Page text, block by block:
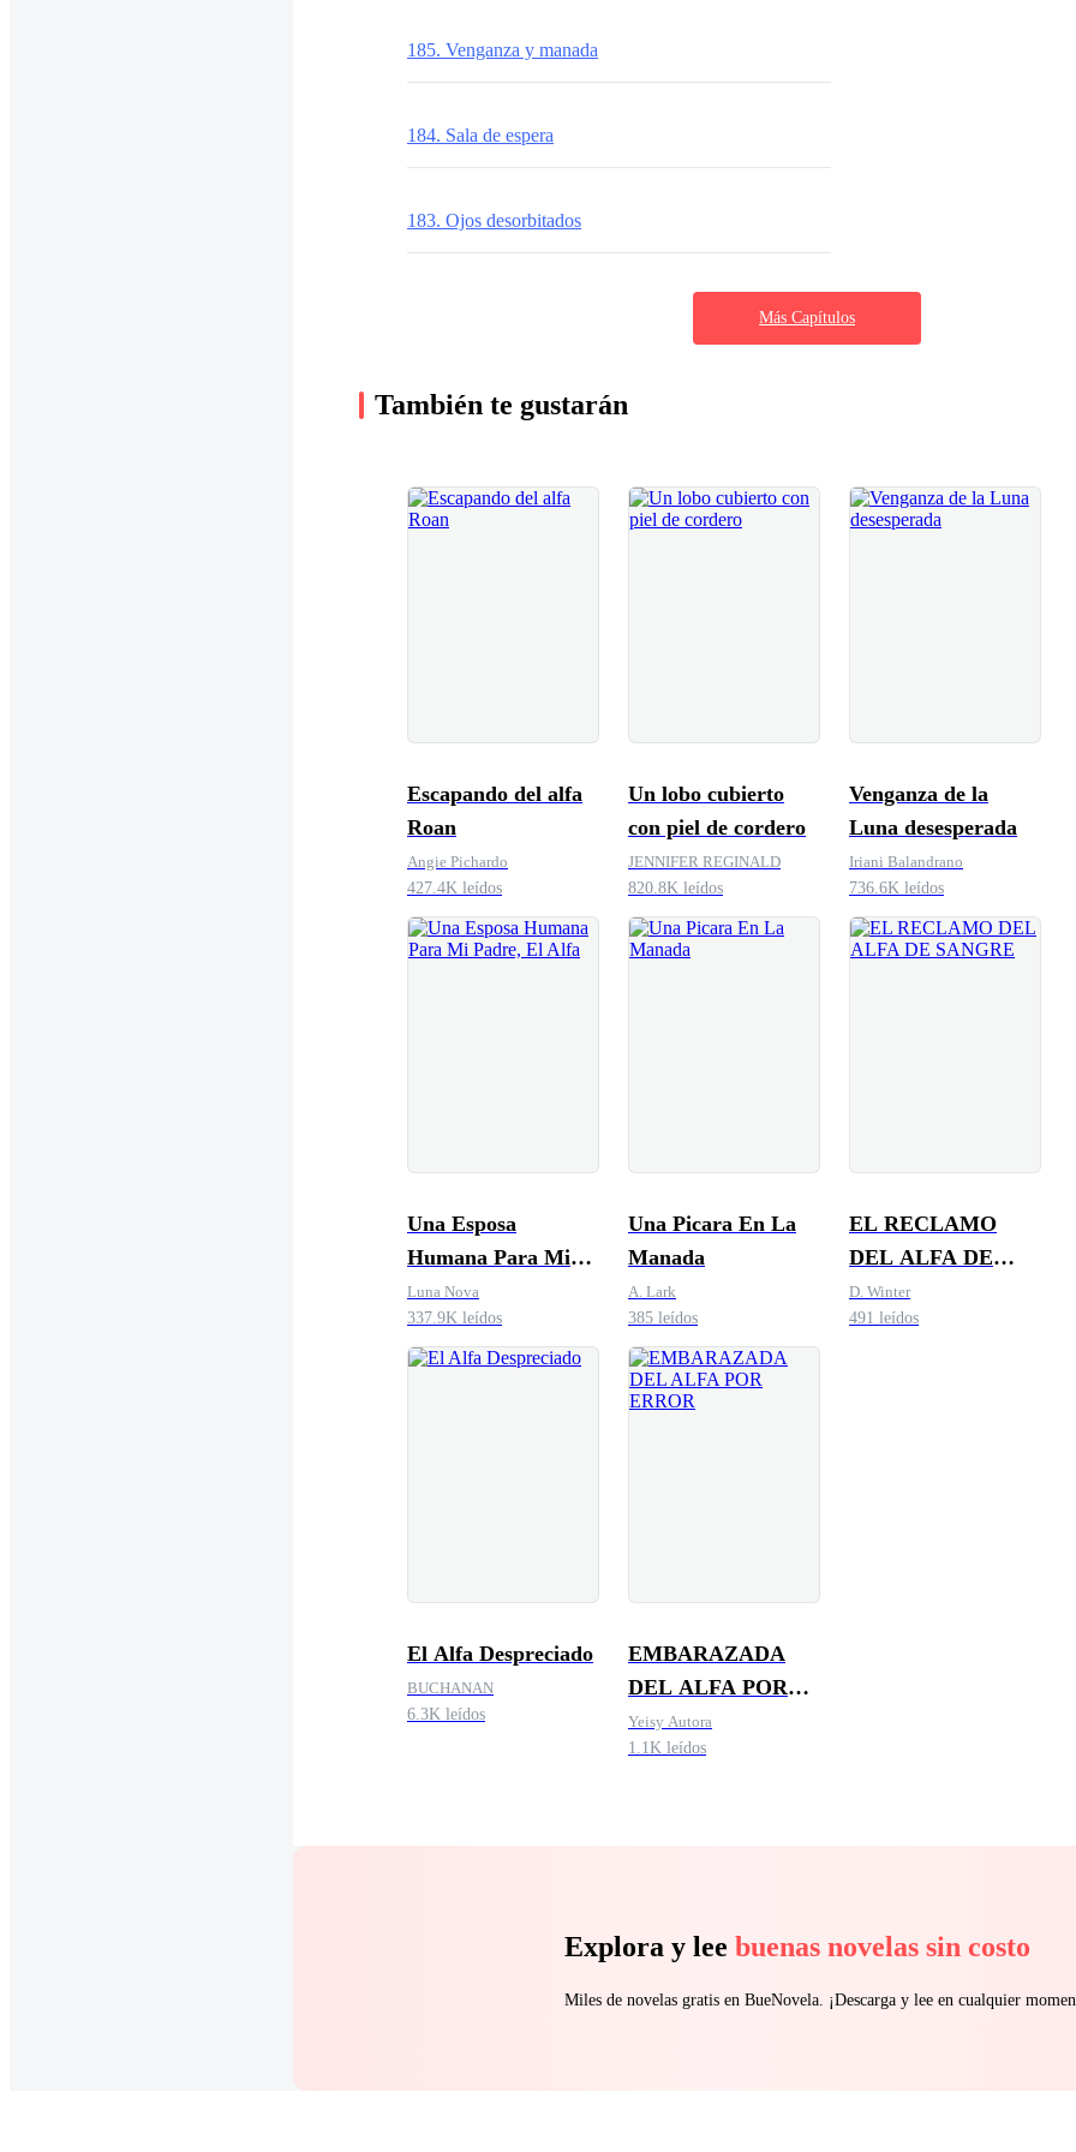
185. Venganza y manada
184. Sala de espera
183. Ojos desorbitados
Más Capítulos
También te gustarán
Escapando del alfa
Roan
Angie Pichardo
427.4K leídos
Un lobo cubierto
con piel de cordero
JENNIFER REGINALD
820.8K leídos
Venganza de la
Luna desesperada
Iriani Balandrano
736.6K leídos
Una Esposa
Humana Para Mi
Padre, El Alfa
Luna Nova
337.9K leídos
Una Picara En La
Manada
A. Lark
385 leídos
EL RECLAMO
DEL ALFA DE
SANGRE
D. Winter
491 leídos
El Alfa Despreciado
BUCHANAN
6.3K leídos
EMBARAZADA
DEL ALFA POR
ERROR
Yeisy Autora
1.1K leídos
Explora y lee buenas novelas sin costo
Miles de novelas gratis en BueNovela. ¡Descarga y lee en cualquier